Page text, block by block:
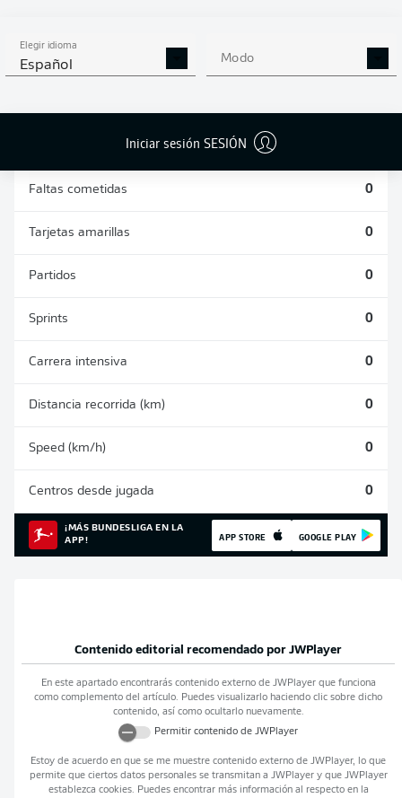
Elegir idioma
Español Modo
Iniciar sesión SESIÓN
Faltas cometidas 0
Tarjetas amarillas 0
Partidos 0
Sprints 0
Carrera intensiva 0
Distancia recorrida (km) 0
Speed (km/h) 0
Centros desde jugada 0
¡MÁS BUNDESLIGA EN LA
APP!
APP STORE GOOGLE PLAY
Contenido editorial recomendado por JWPlayer
En este apartado encontrarás contenido externo de JWPlayerque funciona
como complemento del artículo. Puedes visualizarlo haciendo clic sobre dicho
contenido, así como ocultarlo nuevamente.
Permitir contenido de JWPlayer
Estoy de acuerdo en que se me muestre contenido externo de JWPlayer, lo que
permite que ciertos datos personales se transmitan a JWPlayery que JWPlayer
establezca cookies. Puedes encontrar más información al respecto en la